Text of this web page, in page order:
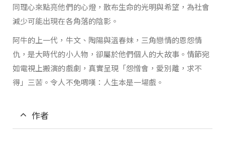
同理心來點亮他們的心燈，散布生命的光明與希望，為社會
減少可能出現在各角落的陰影。
阿牛的上一代，牛文、陶陽與溫春妹，三角戀情的恩怨情
仇，是大時代的小人物，卻屬於他們個人的大故事。情節宛
如電視上搬演的戲劇，真實呈現「怨憎會，愛別離，求不
得」三苦。令人不免喟嘆：人生本是一場戲。
作者